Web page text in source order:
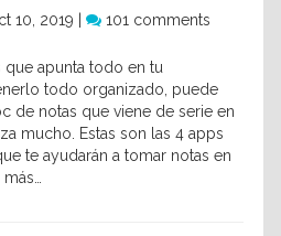
10, 2019 |
101 comments
apunta todo en tu
todo organizado, puede
de notas que viene de serie en
mucho. Estas son las 4 apps
te ayudarán a tomar notas en